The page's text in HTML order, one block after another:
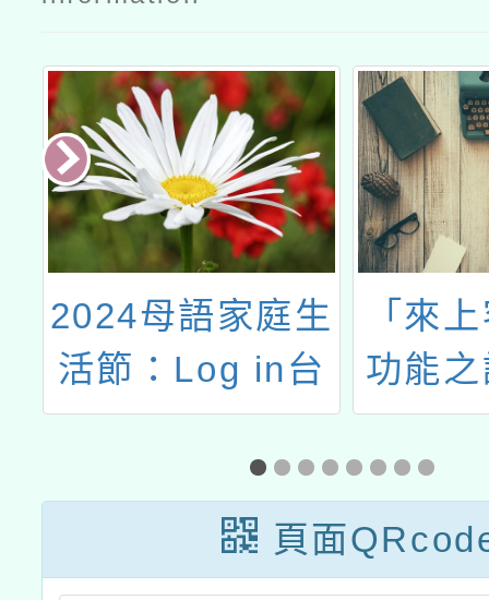
「來上客」網站
功能之說明會和
全國競賽活動
114
文教
屆全
頁面